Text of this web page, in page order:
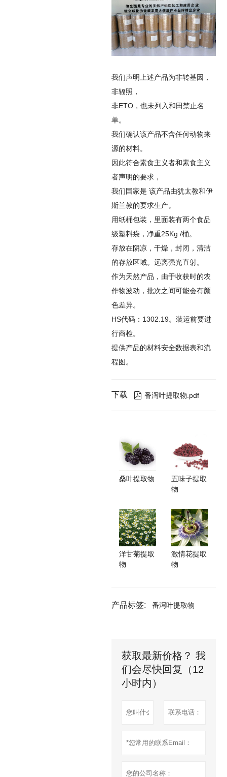
我们声明上述产品为非转基因，
非辐照，
非ETO，也未列入和田禁止名
单。
我们确认该产品不含任何动物来
源的材料。
因此符合素食主义者和素食主义
者声明的要求，
我们国家是 该产品由犹太教和伊
斯兰教的要求生产。
用纸桶包装，里面装有两个食品
级塑料袋，净重25Kg /桶。
存放在阴凉，干燥，封闭，清洁
的存放区域。远离强光直射。
作为天然产品，由于收获时的农
作物波动，批次之间可能会有颜
色差异。
HS代码：1302.19。装运前要进
行商检。
提供产品的材料安全数据表和流
程图。
下载  番泻叶提取物.pdf
桑叶提取物
五味子提取
物
洋甘菊提取
物
激情花提取
物
产品标签: 番泻叶提取物
获取最新价格？ 我
们会尽快回复（12
小时内）